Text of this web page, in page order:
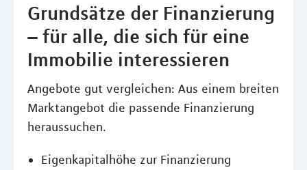
Grundsätze der Finanzierung
– für alle, die sich für eine
Immobilie interessieren
Angebote gut vergleichen: Aus einem breiten
Marktangebot die passende Finanzierung
heraussuchen.
Eigenkapitalhöhe zur Finanzierung